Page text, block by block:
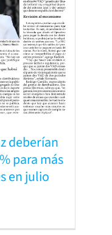
deberían
para más
en julio